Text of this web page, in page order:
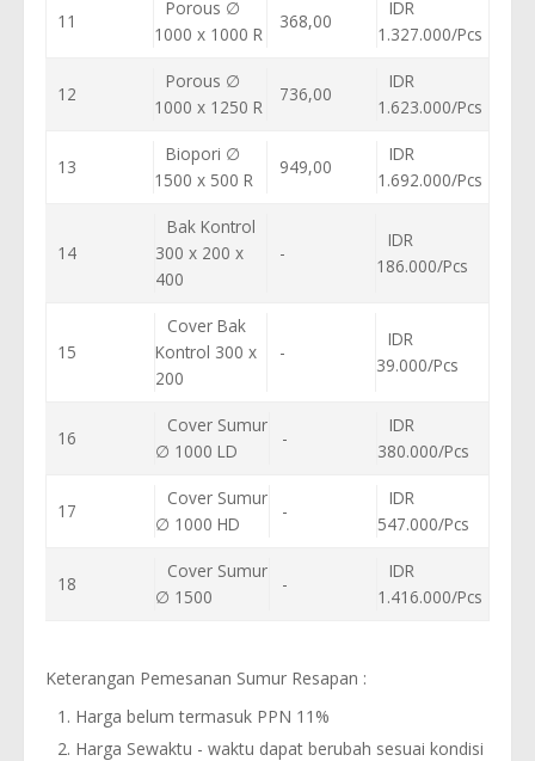
11
Porous ∅
1000 x 1000 R
368,00
IDR
1.327.000/Pcs
12
Porous ∅
1000 x 1250 R
736,00
IDR
1.623.000/Pcs
13
Biopori ∅
1500 x 500 R
949,00
IDR
1.692.000/Pcs
14
Bak Kontrol
300 x 200 x
400
-
IDR
186.000/Pcs
15
Cover Bak
Kontrol 300 x
200
-
IDR
39.000/Pcs
16
Cover Sumur
∅ 1000 LD
-
IDR
380.000/Pcs
17
Cover Sumur
∅ 1000 HD
-
IDR
547.000/Pcs
18
Cover Sumur
∅ 1500
-
IDR
1.416.000/Pcs
Keterangan Pemesanan Sumur Resapan :
Harga belum termasuk PPN 11%
Harga Sewaktu - waktu dapat berubah sesuai kondisi